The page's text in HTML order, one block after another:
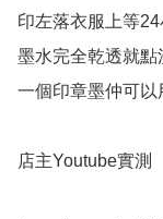
印左落衣服上等24
墨水完全乾透就點
一個印章墨仲可以
店主Youtube實測